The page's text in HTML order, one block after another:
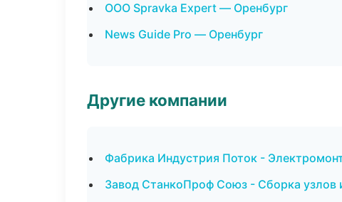
ООО Spravka Expert — Оренбург
News Guide Pro — Оренбург
Другие компании
Фабрика Индустрия Поток -
Завод СтанкоПроф Союз - Сборка